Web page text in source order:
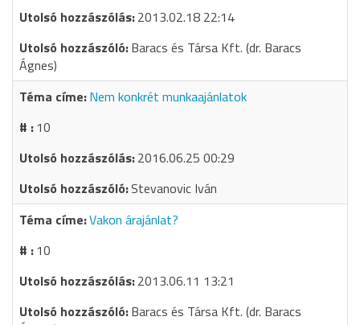
2013.02.18 22:14
Baracs és Társa Kft. (dr. Baracs
Ágnes)
Nem konkrét munkaajánlatok
10
2016.06.25 00:29
Stevanovic Iván
Vakon árajánlat?
10
2013.06.11 13:21
Baracs és Társa Kft. (dr. Baracs